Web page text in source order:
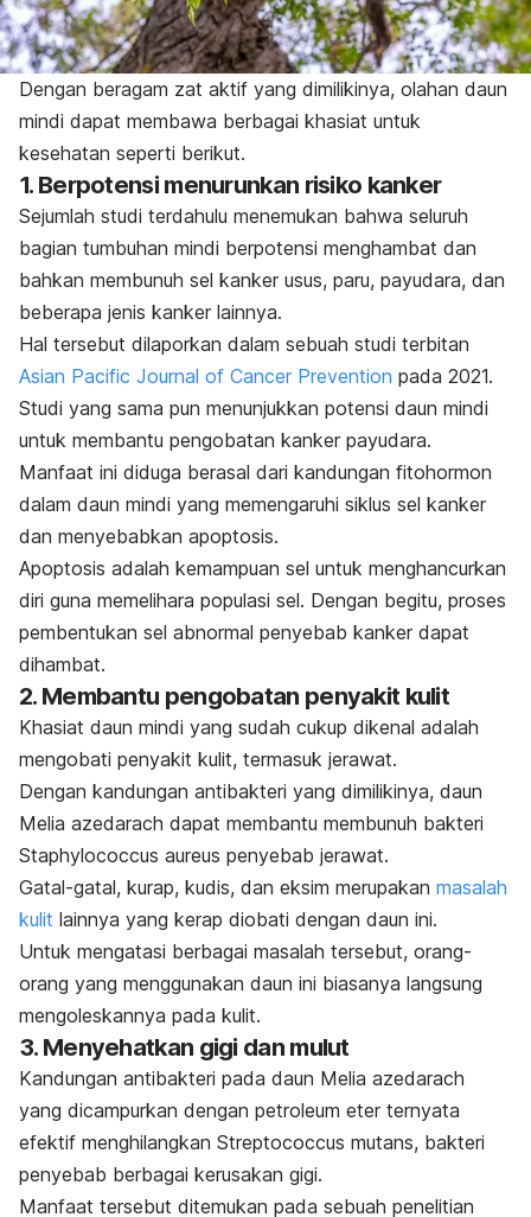
Dengan beragam zat aktif yang dimilikinya, olahan daun
mindi dapat membawa berbagai khasiat untuk
kesehatan seperti berikut.
1. Berpotensi menurunkan risiko kanker
Sejumlah studi terdahulu menemukan bahwa seluruh
bagian tumbuhan mindi berpotensi menghambat dan
bahkan membunuh sel kanker usus, paru, payudara, dan
beberapa jenis kanker lainnya.
Hal tersebut dilaporkan dalam sebuah studi terbitan
Asian Pacific Journal of Cancer Prevention pada 2021.
Studi yang sama pun menunjukkan potensi daun mindi
untuk membantu pengobatan kanker payudara.
Manfaat ini diduga berasal dari kandungan fitohormon
dalam daun mindi yang memengaruhi siklus sel kanker
dan menyebabkan apoptosis.
Apoptosis adalah kemampuan sel untuk menghancurkan
diri guna memelihara populasi sel. Dengan begitu, proses
pembentukan sel abnormal penyebab kanker dapat
dihambat.
2. Membantu pengobatan penyakit kulit
Khasiat daun mindi yang sudah cukup dikenal adalah
mengobati penyakit kulit, termasuk jerawat.
Dengan kandungan antibakteri yang dimilikinya, daun
Melia azedarach dapat membantu membunuh bakteri
Staphylococcus aureus penyebab jerawat.
Gatal-gatal, kurap, kudis, dan eksim merupakan masalah
kulit lainnya yang kerap diobati dengan daun ini.
Untuk mengatasi berbagai masalah tersebut, orang-
orang yang menggunakan daun ini biasanya langsung
mengoleskannya pada kulit.
3. Menyehatkan gigi dan mulut
Kandungan antibakteri pada daun Melia azedarach
yang dicampurkan dengan petroleum eter ternyata
efektif menghilangkan Streptococcus mutans, bakteri
penyebab berbagai kerusakan gigi.
Manfaat tersebut ditemukan pada sebuah penelitian